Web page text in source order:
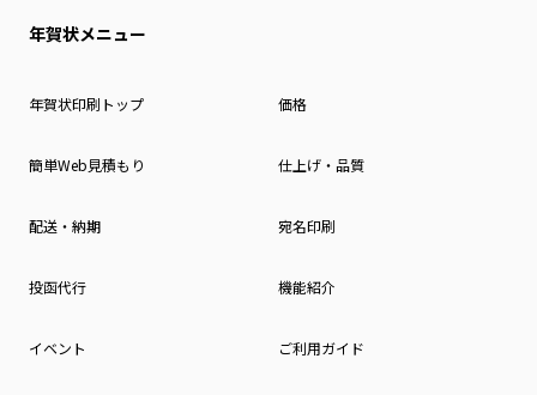
年賀状メニュー
年賀状印刷トップ 価格
簡単Web見積もり 仕上げ・品質
配送・納期 宛名印刷
投函代行 機能紹介
イベント ご利用ガイド